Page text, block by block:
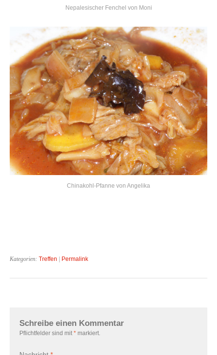
Nepalesischer Fenchel von Moni
Chinakohl-Pfanne von Angelika
Kategorien: Treffen | Permalink
Schreibe einen Kommentar
Pflichtfelder sind mit * markiert.